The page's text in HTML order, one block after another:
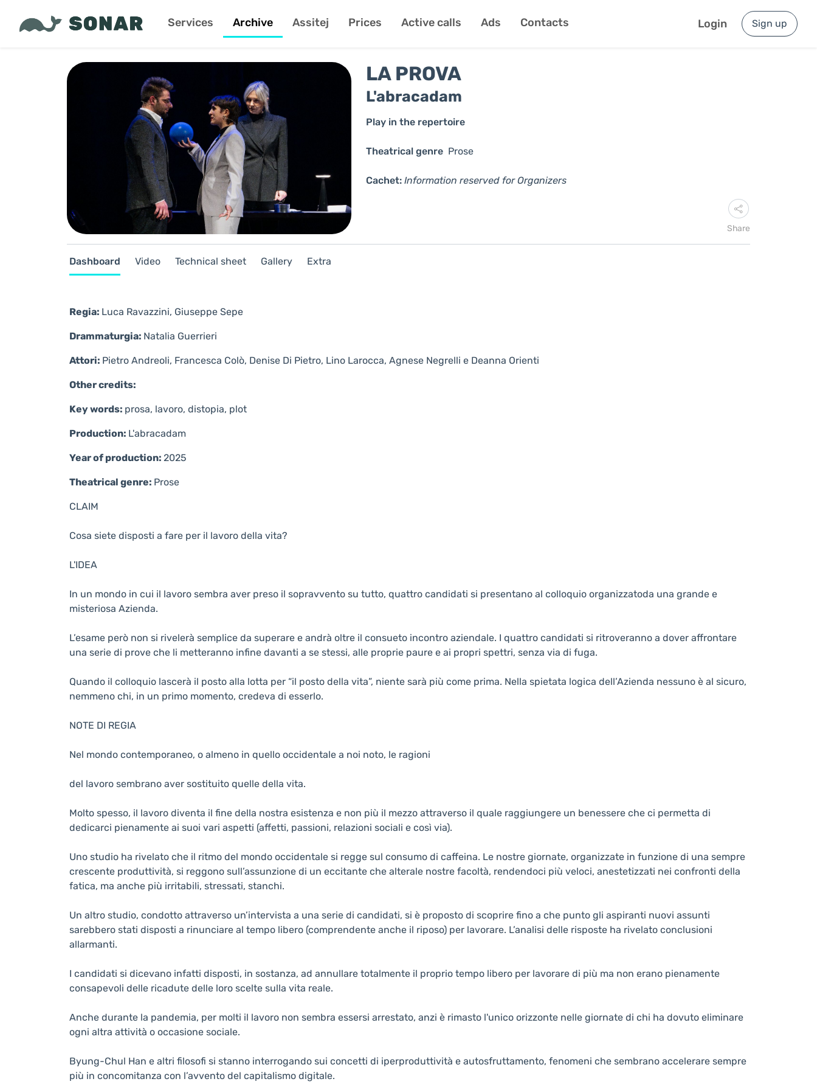
Services Archive Assitej Prices Active calls Ads Contacts Login Sign up
LA PROVA
L'abracadam
Play in the repertoire
Theatrical genre Prose
Cachet: Information reserved for Organizers
Share
Dashboard Video Technical sheet Gallery Extra
Regia: Luca Ravazzini, Giuseppe Sepe
Drammaturgia: Natalia Guerrieri
Attori: Pietro Andreoli, Francesca Colò, Denise Di Pietro, Lino Larocca, Agnese Negrelli e Deanna Orienti
Other credits:
Key words: prosa, lavoro, distopia, plot
Production: L'abracadam
Year of production: 2025
Theatrical genre: Prose
CLAIM
Cosa siete disposti a fare per il lavoro della vita?
L'IDEA
In un mondo in cui il lavoro sembra aver preso il sopravvento su tutto, quattro candidati si presentano al colloquio organizzatoda una grande e
misteriosa Azienda.
L’esame però non si rivelerà semplice da superare e andrà oltre il consueto incontro aziendale. I quattro candidati si ritroveranno a dover affrontare
una serie di prove che li metteranno infine davanti a se stessi, alle proprie paure e ai propri spettri, senza via di fuga.
Quando il colloquio lascerà il posto alla lotta per “il posto della vita”, niente sarà più come prima. Nella spietata logica dell’Azienda nessuno è al sicuro,
nemmeno chi, in un primo momento, credeva di esserlo.
NOTE DI REGIA
Nel mondo contemporaneo, o almeno in quello occidentale a noi noto, le ragioni
del lavoro sembrano aver sostituito quelle della vita.
Molto spesso, il lavoro diventa il fine della nostra esistenza e non più il mezzo attraverso il quale raggiungere un benessere che ci permetta di
dedicarci pienamente ai suoi vari aspetti (affetti, passioni, relazioni sociali e così via).
Uno studio ha rivelato che il ritmo del mondo occidentale si regge sul consumo di caffeina. Le nostre giornate, organizzate in funzione di una sempre
crescente produttività, si reggono sull’assunzione di un eccitante che alterale nostre facoltà, rendendoci più veloci, anestetizzati nei confronti della
fatica, ma anche più irritabili, stressati, stanchi.
Un altro studio, condotto attraverso un’intervista a una serie di candidati, si è proposto di scoprire fino a che punto gli aspiranti nuovi assunti
sarebbero stati disposti a rinunciare al tempo libero (comprendente anche il riposo) per lavorare. L’analisi delle risposte ha rivelato conclusioni
allarmanti.
I candidati si dicevano infatti disposti, in sostanza, ad annullare totalmente il proprio tempo libero per lavorare di più ma non erano pienamente
consapevoli delle ricadute delle loro scelte sulla vita reale.
Anche durante la pandemia, per molti il lavoro non sembra essersi arrestato, anzi è rimasto l'unico orizzonte nelle giornate di chi ha dovuto eliminare
ogni altra attività o occasione sociale.
Byung-Chul Han e altri filosofi si stanno interrogando sui concetti di iperproduttività e autosfruttamento, fenomeni che sembrano accelerare sempre
più in concomitanza con l’avvento del capitalismo digitale.